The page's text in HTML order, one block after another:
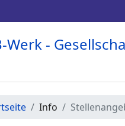
Info